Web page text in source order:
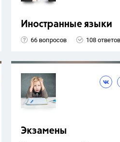
Иностранные языки
66 вопросов 108 ответов
Экзамены